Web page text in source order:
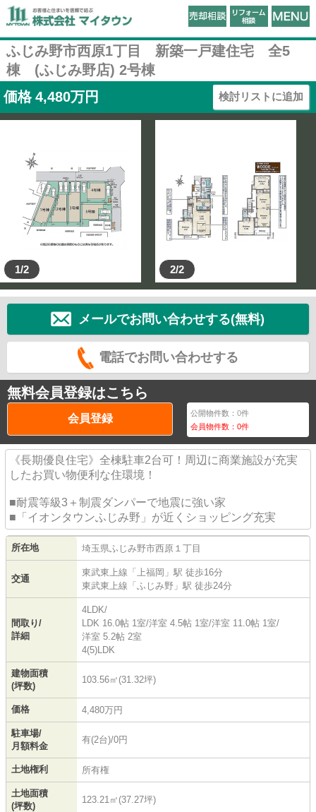
ふじみ野市西原1丁目 新築一戸建住宅 全5
棟 (ふじみ野店) 2号棟
価格 4,480万円 検討リストに追加
1/2 2/2
メールでお問い合わせする(無料)
電話でお問い合わせする
無料会員登録はこちら
会員登録 公開物件数：0件
会員物件数：0件
《長期優良住宅》全棟駐車2台可！周辺に商業施設が充実
したお買い物便利な住環境！
■耐震等級3＋制震ダンパーで地震に強い家
■「イオンタウンふじみ野」が近くショッピング充実
所在地 埼玉県ふじみ野市西原 １丁目
交通
東武東上線 「 上福岡 」駅 徒歩16分
東武東上線 「 ふじみ野 」駅 徒歩24分
間取り/
詳細
4LDK/
LDK 16.0帖 1室/洋室 4.5帖 1室/洋室 11.0帖 1室/
洋室 5.2帖 2室
4(5)LDK
建物面積
(坪数)
103.56㎡(31.32坪)
価格 4,480万円
駐車場/
月額料金
有(2台)/0円
土地権利 所有権
土地面積
(坪数)
123.21㎡(37.27坪)